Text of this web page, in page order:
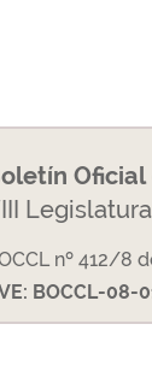
Oficial
Legislatura
nº 412/8
BOCCL-08-